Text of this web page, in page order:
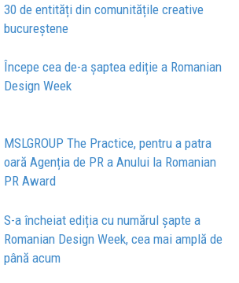
30 de entități din comunitățile creative
bucureștene
Începe cea de-a șaptea ediție a Romanian
Design Week
MSLGROUP The Practice, pentru a patra
oară Agenția de PR a Anului la Romanian
PR Award
S-a încheiat ediția cu numărul șapte a
Romanian Design Week, cea mai amplă de
până acum